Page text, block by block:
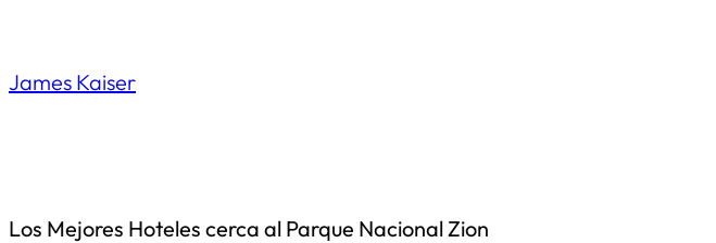
contenido
James Kaiser
Los Mejores Hoteles cerca al Parque Nacional Zion